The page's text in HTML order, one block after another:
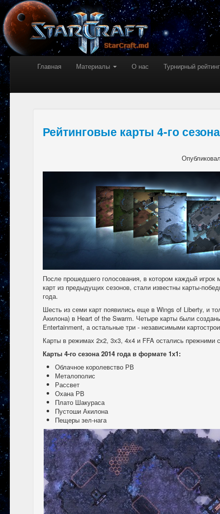
Главная Материалы О нас Турнирный рейтинг
Рейтинговые карты 4-го
После прошедшего голосования, в котором каждый игрок
карт из предыдущих сезонов, стали известны карты-
года.
Шесть из семи карт появились еще в Wings of Liberty, и
Акилона) в Heart of the Swarm. Четыре карты были
Entertainment, а остальные три - независимыми
Карты в режимах 2х2, 3х3, 4х4 и FFA остались прежними
Карты 4-го сезона 2014 года в формате 1х1:
Облачное королевство РВ
Металополис
Рассвет
Охана РВ
Плато Шакураса
Пустоши Акилона
Пещеры зел-нага